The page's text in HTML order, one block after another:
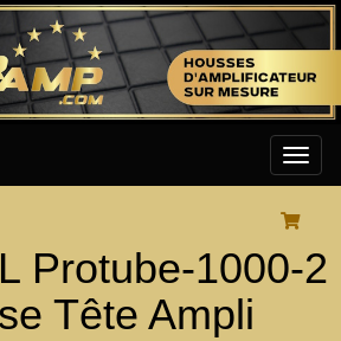
Protube-1000-2
Tête Ampli